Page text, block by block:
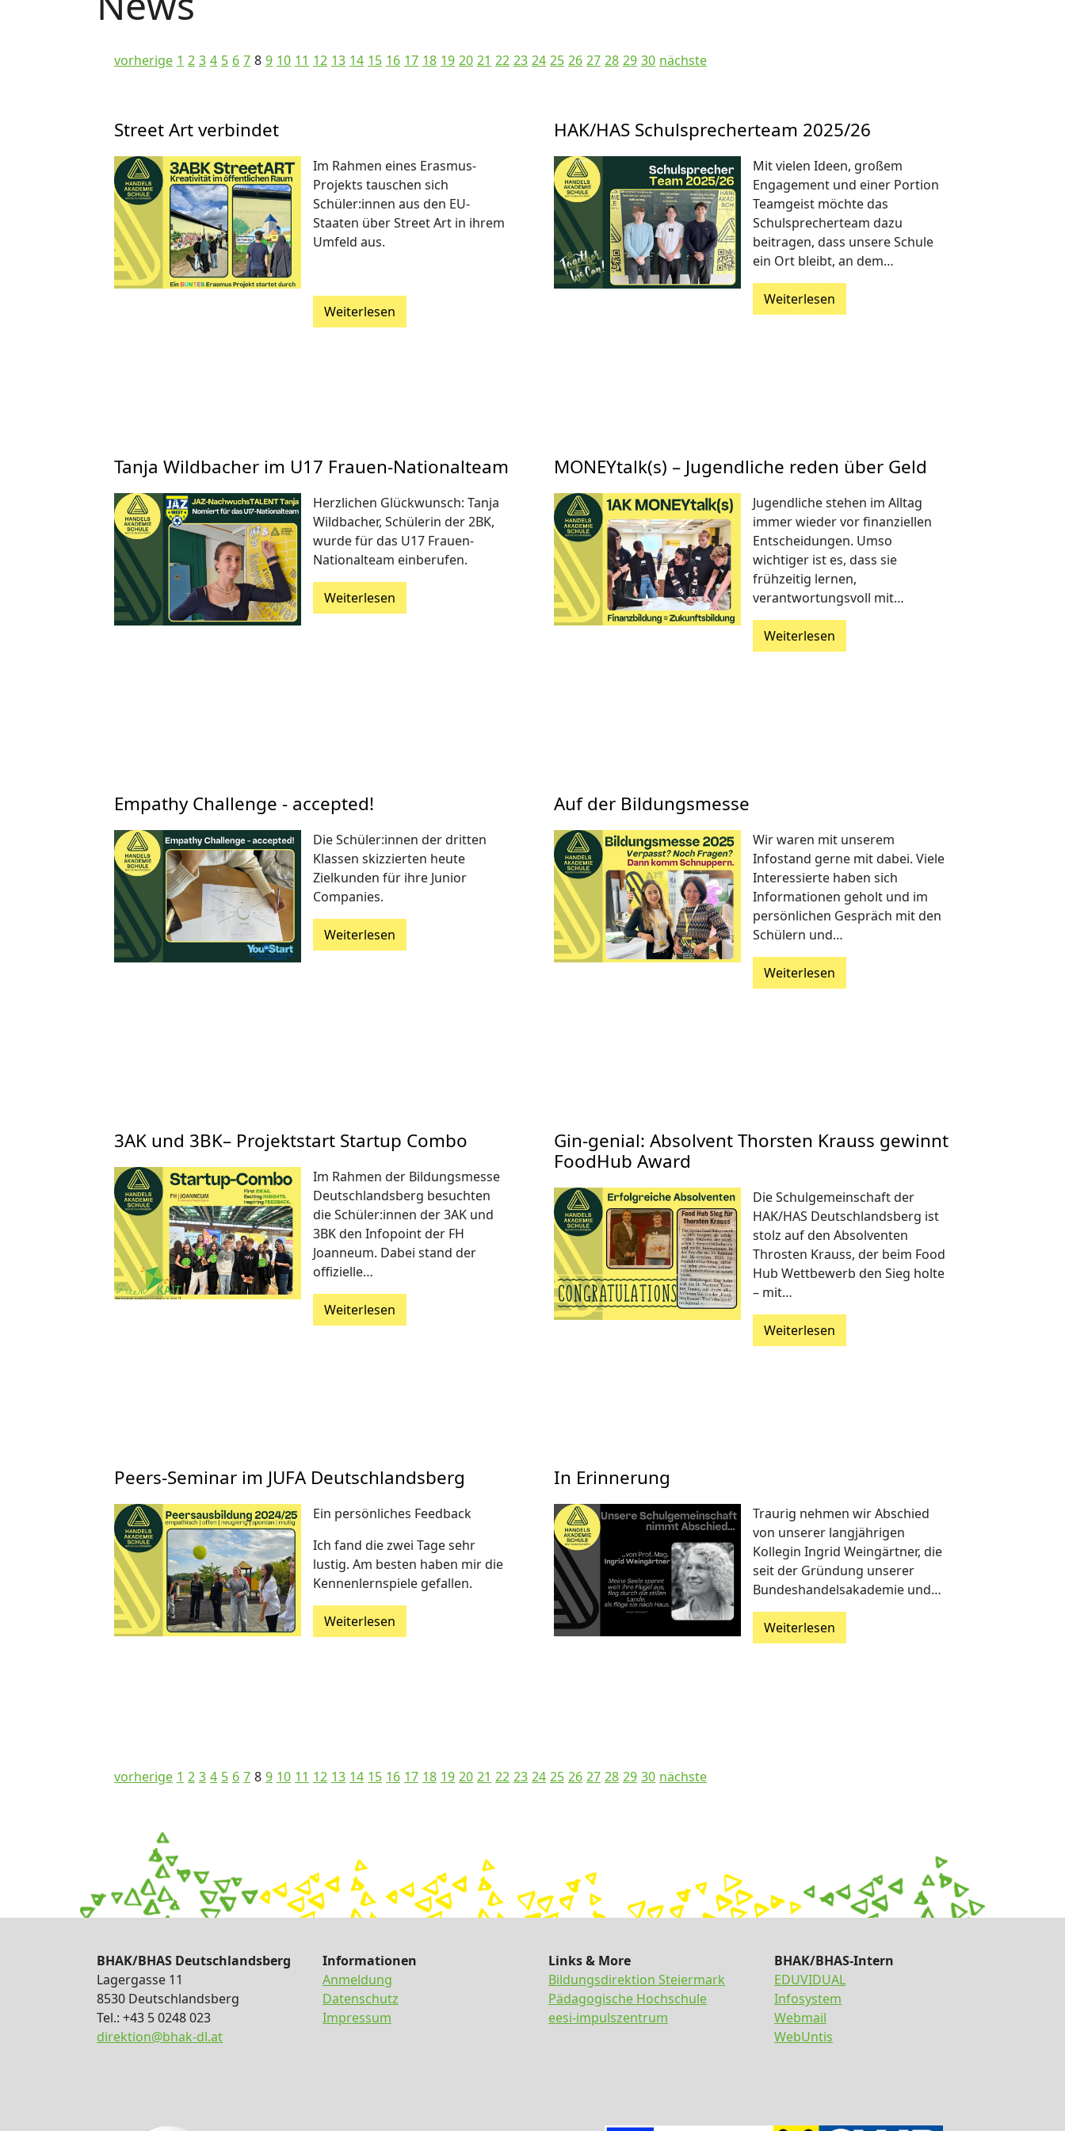
vorherige 1 2 3 4 5 6 7 8 9 10 11 12 13 14 15 16 17 18 19 20 21 22 23 24 25 26 27 28 29 30 nächste
Street Art verbindet
Im Rahmen eines Erasmus-
Projekts tauschen sich
Schüler:innen aus den EU-
Staaten über Street Art in ihrem
Umfeld aus.
Weiterlesen
HAK/HAS Schulsprecherteam 2025/26
Mit vielen Ideen, großem
Engagement und einer Portion
Teamgeist möchte das
Schulsprecherteam dazu
beitragen, dass unsere Schule
ein Ort bleibt, an dem…
Weiterlesen
Tanja Wildbacher im U17 Frauen-Nationalteam
Herzlichen Glückwunsch: Tanja
Wildbacher, Schülerin der 2BK,
wurde für das U17 Frauen-
Nationalteam einberufen.
Weiterlesen
MONEYtalk(s) – Jugendliche reden über Geld
Jugendliche stehen im Alltag
immer wieder vor finanziellen
Entscheidungen. Umso
wichtiger ist es, dass sie
frühzeitig lernen,
verantwortungsvoll mit…
Weiterlesen
Empathy Challenge - accepted!
Die Schüler:innen der dritten
Klassen skizzierten heute
Zielkunden für ihre Junior
Companies.
Weiterlesen
Auf der Bildungsmesse
Wir waren mit unserem
Infostand gerne mit dabei. Viele
Interessierte haben sich
Informationen geholt und im
persönlichen Gespräch mit den
Schülern und…
Weiterlesen
3AK und 3BK– Projektstart Startup Combo
Im Rahmen der Bildungsmesse
Deutschlandsberg besuchten
die Schüler:innen der 3AK und
3BK den Infopoint der FH
Joanneum. Dabei stand der
offizielle…
Weiterlesen
Gin-genial: Absolvent Thorsten Krauss gewinnt
FoodHub Award
Die Schulgemeinschaft der
HAK/HAS Deutschlandsberg ist
stolz auf den Absolventen
Throsten Krauss, der beim Food
Hub Wettbewerb den Sieg holte
– mit…
Weiterlesen
Peers-Seminar im JUFA Deutschlandsberg
Ein persönliches Feedback
Ich fand die zwei Tage sehr
lustig. Am besten haben mir die
Kennenlernspiele gefallen.
Weiterlesen
In Erinnerung
Traurig nehmen wir Abschied
von unserer langjährigen
Kollegin Ingrid Weingärtner, die
seit der Gründung unserer
Bundeshandelsakademie und…
Weiterlesen
vorherige 1 2 3 4 5 6 7 8 9 10 11 12 13 14 15 16 17 18 19 20 21 22 23 24 25 26 27 28 29 30 nächste
BHAK/BHAS Deutschlandsberg
Lagergasse 11
8530 Deutschlandsberg
Tel.: +43 5 0248 023
direktion@bhak-dl.at
Informationen
Anmeldung
Datenschutz
Impressum
Links & More
Bildungsdirektion Steiermark
Pädagogische Hochschule
eesi-impulszentrum
BHAK/BHAS-Intern
EDUVIDUAL
Infosystem
Webmail
WebUntis